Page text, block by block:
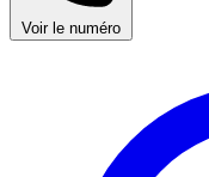
Voir le numéro